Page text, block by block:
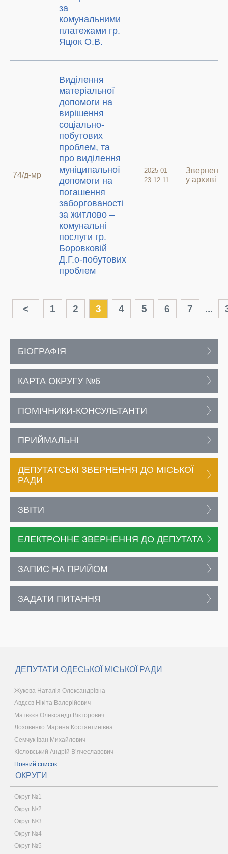
за
комунальними
платежами гр.
Яцюк О.В.
74/д-мр
Виділення
матеріальної
допомоги на
вирішення
соціально-
побутових
проблем, та
про виділення
муніципальної
допомоги на
погашення
заборгованості
за житлово –
комунальні
послуги гр.
Боровковій
Д.Г.о-побутових
проблем
2025-01-
23 12:11
Звернення
у архиві
< 1 2 3 4 5 6 7 ...
БІОГРАФІЯ
КАРТА ОКРУГУ №6
ПОМІЧНИКИ-КОНСУЛЬТАНТИ
ПРИЙМАЛЬНІ
ДЕПУТАТСЬКІ ЗВЕРНЕННЯ ДО МІСЬКОЇ
РАДИ
ЗВІТИ
ЕЛЕКТРОННЕ ЗВЕРНЕННЯ ДО ДЕПУТАТА
ЗАПИС НА ПРИЙОМ
ЗАДАТИ ПИТАННЯ
ДЕПУТАТИ ОДЕСЬКОЇ МІСЬКОЇ РАДИ
Жукова Наталія Олександрівна
Авдєєв Нікіта Валерійович
Матвєєв Олександр Вікторович
Лозовенко Марина Костянтинівна
Семчук Іван Михайлович
Кісловський Андрій В’ячеславович
Повний список...
ОКРУГИ
Округ №1
Округ №2
Округ №3
Округ №4
Округ №5